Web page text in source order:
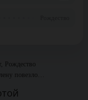
Рождество
повезло…